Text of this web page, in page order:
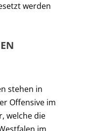
werden
stehen in
Offensive im
welche die
im